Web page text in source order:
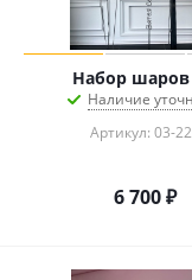
Набор шаров
Наличие
Артикул: 03-
6 700₽